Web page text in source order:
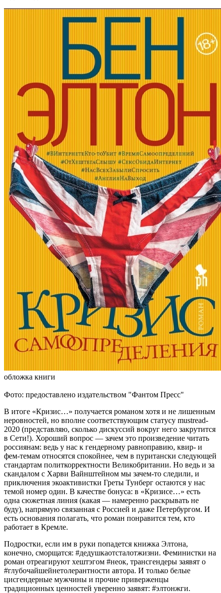
обложка книги
Фото: предоставлено издательством "Фантом Пресс"
В итоге «Кризис…» получается романом хотя и не лишенным
неровностей, но вполне соответствующим статусу mustread-
2020 (представляю, сколько дискуссий вокруг него закрутится
в Сети!). Хороший вопрос — зачем это произведение читать
россиянам: ведь у нас к гендерному равноправию, квир- и
фем-темам относятся спокойнее, чем в пуритански следующей
стандартам политкорректности Великобритании. Но ведь и за
скандалом с Харви Вайнштейном мы зачем-то следили, и
приключения экоактивистки Греты Тунберг остаются у нас
темой номер один. В качестве бонуса: в «Кризисе…» есть
одна сюжетная линия (какая — намеренно раскрывать не
буду), напрямую связанная с Россией и даже Петербургом. И
есть основания полагать, что роман понравится тем, кто
работает в Кремле.
Подростки, если им в руки попадется книжка Элтона,
конечно, сморщатся: #дедушкаотсталотжизни. Феминистки на
роман отреагируют хештэгом #неок, трансгендеры заявят о
#глубочайшейнетолерантности автора. И только белые
цисгендерные мужчины и прочие приверженцы
традиционных ценностей уверенно заявят: #элтонжги.